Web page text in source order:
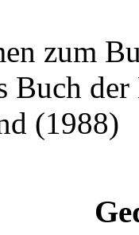
zum
Buch
(1988)